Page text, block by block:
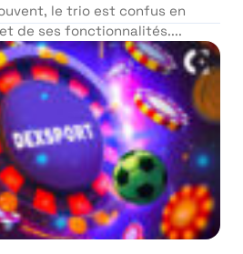
le trio est confus en
de ses fonctionnalités....